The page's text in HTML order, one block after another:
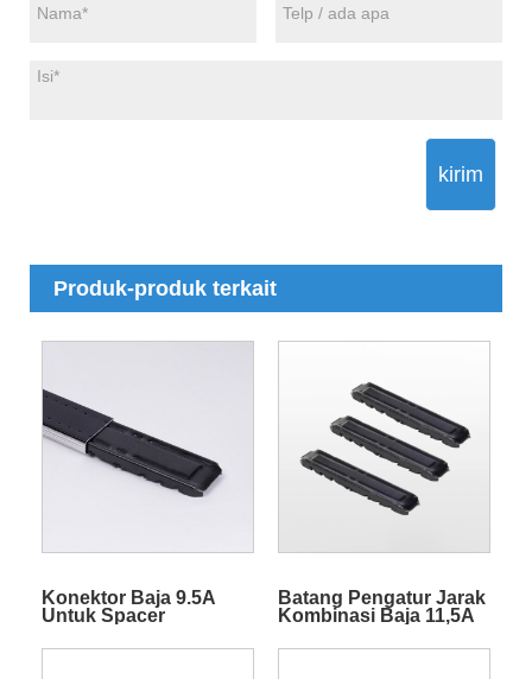
kirim
Produk-produk terkait
Konektor Baja 9.5A
Untuk Spacer
Batang Pengatur Jarak
Kombinasi Baja 11,5A